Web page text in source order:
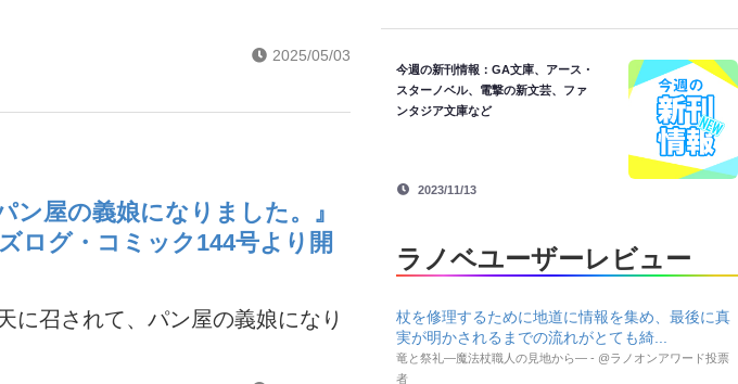
2025/05/03
ン屋の義娘になりました。』
ログ・コミック144号より開
に召されて、パン屋の義娘になり
今週の新刊情報：GA文庫、アース・
スターノベル、電撃の新文芸、ファ
ンタジア文庫など
2023/11/13
ラノベユーザーレビュー
杖を修理するために地道に情報を集め、最後に真
実が明かされるまでの流れがとても綺...
竜と祭礼―魔法杖職人の見地から― - @ラノオンアワード投票
者